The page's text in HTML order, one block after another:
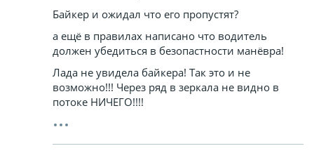
Байкер и ожидал что его пропустят?
а ещё в правилах написано что водитель
должен убедиться в безопастности манёвра!
Лада не увидела байкера! Так это и не
возможно!!! Через ряд в зеркала не видно в
потоке НИЧЕГО!!!!